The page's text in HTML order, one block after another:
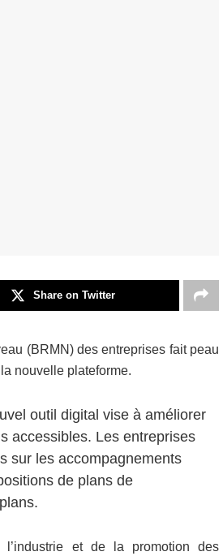
Share on Twitter
(BRMN) des entreprises fait peau
nouvelle plateforme.
outil digital vise à améliorer
accessibles. Les entreprises
sur les accompagnements
de plans de
et de la promotion des